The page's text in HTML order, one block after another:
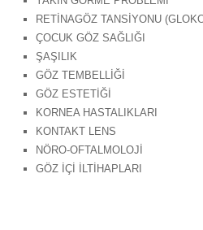
RETİNAGÖZ TANSİYONU
ÇOCUK GÖZ SAĞLIĞI
ŞAŞILIK
GÖZ TEMBELLİĞİ
GÖZ ESTETİĞİ
KORNEA HASTALIKLARI
KONTAKT LENS
NÖRO-OFTALMOLOJİ
GÖZ İÇİ İLTİHAPLARI